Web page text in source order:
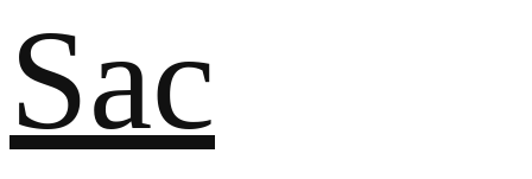
Sac